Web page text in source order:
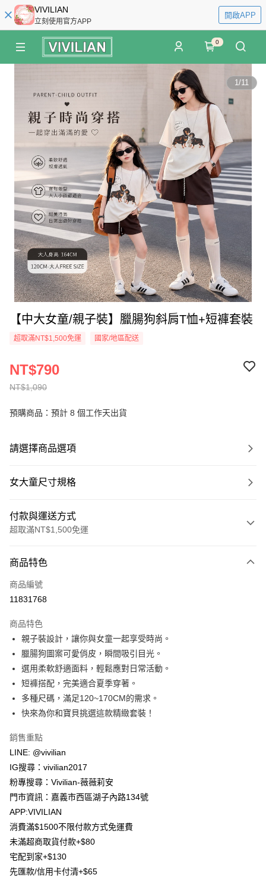
VIVILIAN
立刻使用官方APP
開啟APP
0
1/11
【中大女童/親子裝】臘腸狗斜肩T恤+短褲套裝
超取滿NT$1,500免運 國家/地區配送
NT$1,090
NT$790
預購商品：預計 8 個工作天出貨
請選擇商品選項
女大童尺寸規格
付款與運送方式
超取滿NT$1,500免運
信用卡一次付款
信用卡分期付款
合作金庫商業銀行
華南商業銀行
彰化商業銀行
上海商業儲蓄銀行
台北富邦商業銀行
國泰世華商業銀行
兆豐國際商業銀行
臺灣中小企業銀行
匯豐（台灣）商業銀行
華泰商業銀行
聯邦商業銀行
遠東國際商業銀行
元大商業銀行
永豐商業銀行
台新國際商業銀行
台灣樂天信用卡公司
超商取貨付款
LINE Pay
Apple Pay
街口支付
Google Pay
大哥付你分期
相關說明
【大哥付你分期使用說明】
2.付款方式選擇「大哥付你分期」，訂單成立後會自動跳轉到大哥付的交易
流程，驗證手機門號後，選擇欲分期的期數、繳款截止日，確認付款後即完
成交易。
3.實際核准額度、可分期數及費用金額請依後續交易確認頁面所載為準。
4.訂單成立30分鐘內，如未前往確認交易或遇審核未通過，訂單將自動取
消。如遇「轉專審核」未通過狀況，表示未達大哥付你分期系統評分，恕無
AFTEE先享後付
相關說明
【關於「AFTEE先享後付」】
AFTEE先享後付是「在收到商品之後才付款」的支付方式。 讓您購物簡單
便利好安心！
１．簡單：不需註冊會員、不需綁卡、不需儲值。
２．便利：只要手機號碼，簡訊認證，即可結帳。
ATM付款
貨到付款
商品特色
商品編號
11831768
商品特色
親子裝設計，讓你與女童一起享受時尚。
臘腸狗圖案可愛俏皮，瞬間吸引目光。
選用柔軟舒適面料，輕鬆應對日常活動。
短褲搭配，完美適合夏季穿著。
多種尺碼，滿足120~170CM的需求。
快來為你和寶貝挑選這款精緻套裝！
銷售重點
LINE: @vivilian
IG搜尋：vivilian2017
粉專搜尋：Vivilian-薇薇莉安
門市資訊：嘉義市西區湖子內路134號
APP:VIVILIAN
消費滿$1500不限付款方式免運費
未滿超商取貨付款+$80
宅配到家+$130
先匯款/信用卡付清+$65